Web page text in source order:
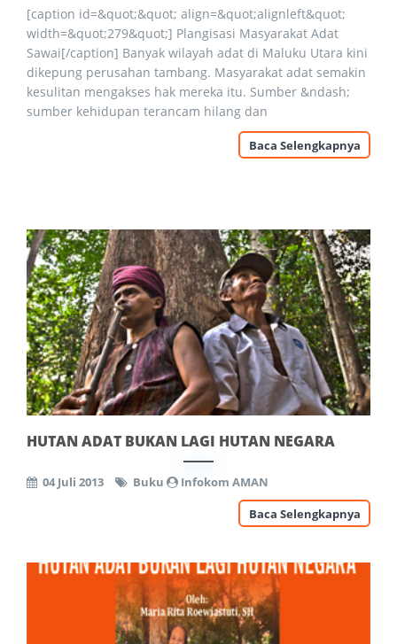
[caption id=&quot;&quot; align=&quot;alignleft&quot;
width=&quot;279&quot;] Plangisasi Masyarakat Adat
Sawai[/caption] Banyak wilayah adat di Maluku Utara kini
dikepung perusahan tambang. Masyarakat adat semakin
kesulitan mengakses hak mereka itu. Sumber &ndash;
sumber kehidupan terancam hilang dan
Baca Selengkapnya
HUTAN ADAT BUKAN LAGI HUTAN NEGARA
04 Juli 2013 Buku
Infokom AMAN
Baca Selengkapnya